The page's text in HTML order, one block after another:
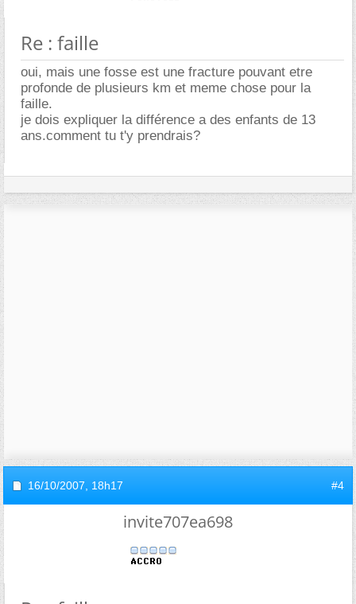
Re : faille
oui, mais une fosse est une fracture pouvant etre
profonde de plusieurs km et meme chose pour la
faille.
je dois expliquer la différence a des enfants de 13
ans.comment tu t'y prendrais?
16/10/2007, 18h17 #4
invite707ea698